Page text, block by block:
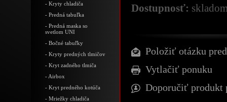
Dostupnosť:
Položiť otázku
Vytlačiť ponuku
Doporučiť produkt
- Kryty chladiča
- Predná tabuľka
- Predná maska so
svetlom UNI
- Bočné tabuľky
- Kryty predných tlmičov
- Kryt zadného tlmiča
- Airbox
- Kryt predného kotúča
- Mriežky chladiča